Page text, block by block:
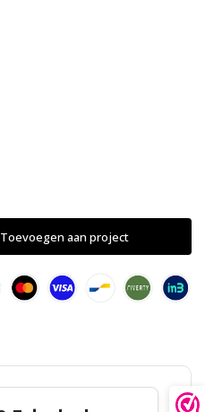
Toevoegen aan project